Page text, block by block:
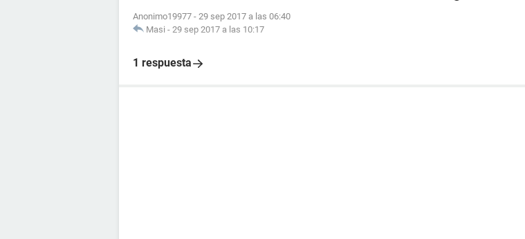
Anonimo19977 - 29 sep 2017 a las 06:40
Masi - 29 sep 2017 a las 10:17
1 respuesta